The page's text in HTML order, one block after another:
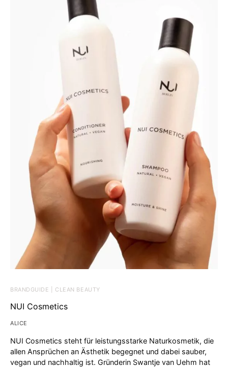
BRANDGUIDE | CLEAN BEAUTY
NUI Cosmetics
ALICE
NUI Cosmetics steht für leistungsstarke Naturkosmetik, die
allen Ansprüchen an Ästhetik begegnet und dabei sauber,
vegan und nachhaltig ist. Gründerin Swantje van Uehm hat